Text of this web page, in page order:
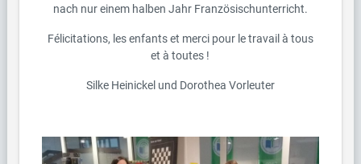
nach nur einem halben Jahr Französischunterricht.
Félicitations, les enfants et merci pour le travail à tous
et à toutes !
Silke Heinickel und Dorothea Vorleuter